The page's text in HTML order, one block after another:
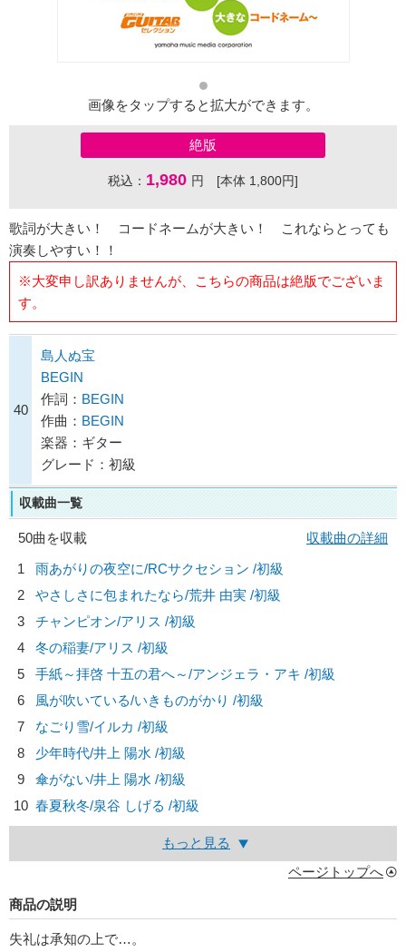
画像をタップすると拡大ができます。
絶版
税込： 1,980 円 [本体 1,800円]
歌詞が大きい！ コードネームが大きい！ これならとっても
演奏しやすい！！
※大変申し訳ありませんが、こちらの商品は絶版でございま
す。
40
島人ぬ宝
BEGIN
作詞： BEGIN
作曲： BEGIN
楽器：ギター
グレード：初級
収載曲一覧
50曲を収載
収載曲の詳細
1
雨あがりの夜空に/RCサクセション /初級
2
やさしさに包まれたなら/荒井 由実 /初級
3
チャンピオン/アリス /初級
4
冬の稲妻/アリス /初級
5
手紙～拝啓 十五の君へ～/アンジェラ・アキ /初級
6
風が吹いている/いきものがかり /初級
7
なごり雪/イルカ /初級
8
少年時代/井上 陽水 /初級
9
傘がない/井上 陽水 /初級
10 春夏秋冬/泉谷 しげる /初級
もっと見る
ページトップへ
商品の説明
失礼は承知の上で…。